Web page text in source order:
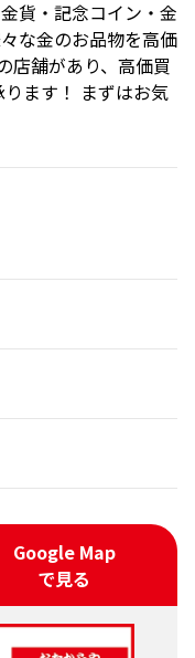
貨・記念コイン・金
な金のお品物を高価
店舗があり、高価買
ます！ まずはお気
Google Map
で見る